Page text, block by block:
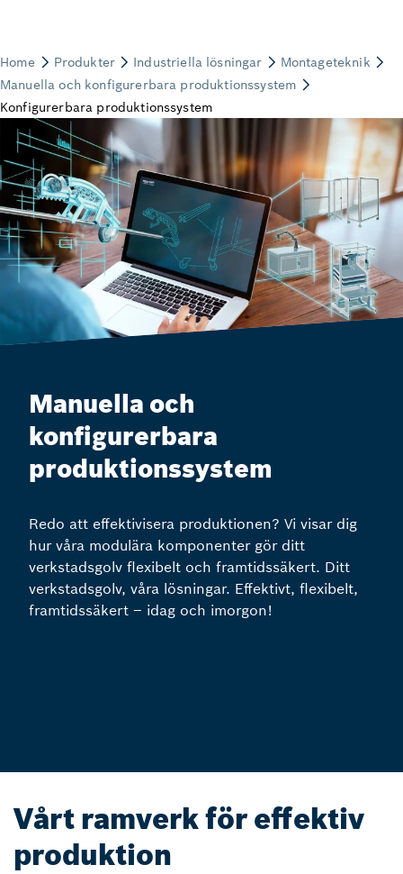
Manuella och
konfigurerbara
produktionssystem
Redo att effektivisera produktionen? Vi visar dig
hur våra modulära komponenter gör ditt
verkstadsgolv flexibelt och framtidssäkert. Ditt
verkstadsgolv, våra lösningar. Effektivt, flexibelt,
framtidssäkert – idag och imorgon!
Vårt ramverk för effektiv
produktion